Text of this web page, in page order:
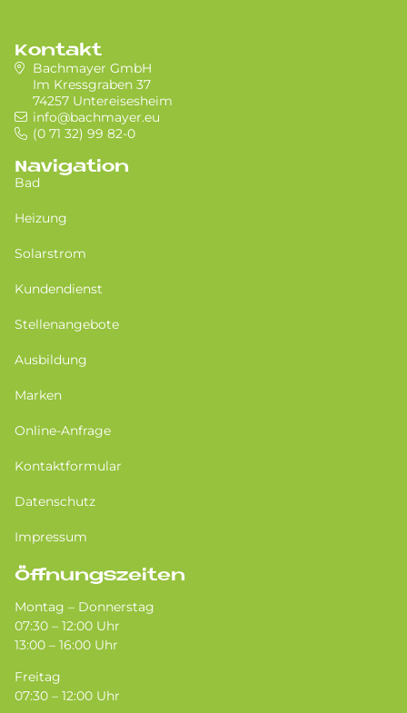
Kontakt
Bachmayer GmbH
Im Kressgraben 37
74257 Untereisesheim
info@bachmayer.eu
(0 71 32) 99 82-0
Navigation
Bad
Heizung
Solarstrom
Kundendienst
Stellenangebote
Ausbildung
Marken
Online-Anfrage
Kontaktformular
Datenschutz
Impressum
Öffnungszeiten
Montag – Donnerstag
07:30 – 12:00 Uhr
13:00 – 16:00 Uhr
Freitag
07:30 – 12:00 Uhr